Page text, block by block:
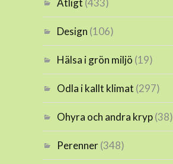
Design (106)
Hälsa i grön miljö (19)
Odla i kallt klimat (297)
Ohyra och andra kryp(38)
Perenner(348)